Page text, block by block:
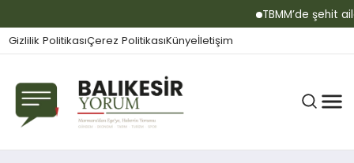
TBMM’de şehit
Gizlilik PolitikasıÇerez PolitikasıKünyeİletişim